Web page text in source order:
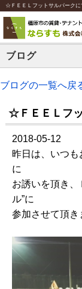
ブログ
ブログの一覧へ戻
☆ＦＥＥＬフ
2018-05-12
昨日は、いつ
に
お誘いを頂き、
ル”に
参加させて頂き